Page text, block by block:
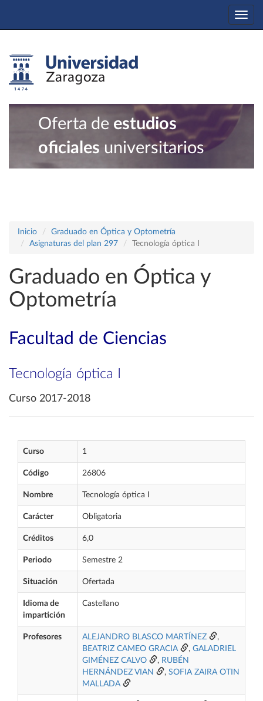
Oferta de estudios
oficiales universitarios
Inicio
Graduado en Óptica y Optometría
Asignaturas del plan 297
Tecnología óptica I
Graduado en Óptica y
Optometría
Facultad de Ciencias
Tecnología óptica I
Curso 2017-2018
Curso 1
Código 26806
Nombre Tecnología óptica I
Carácter Obligatoria
Créditos 6,0
Periodo Semestre 2
Situación Ofertada
Idioma de
impartición
Castellano
Profesores ALEJANDRO BLASCO MARTÍNEZ
,
BEATRIZ CAMEO GRACIA
, GALADRIEL
GIMÉNEZ CALVO
, RUBÉN
HERNÁNDEZ VIAN
, SOFIA ZAIRA OTIN
MALLADA